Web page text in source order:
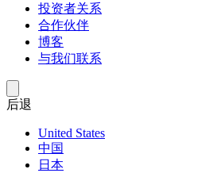
投资者关系
合作伙伴
博客
与我们联系
后退
United States
中国
日本